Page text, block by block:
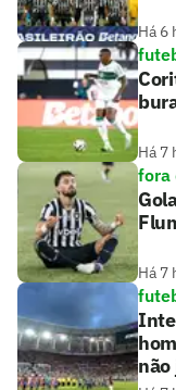
Há 6
Há 7
fora
Há 7
não